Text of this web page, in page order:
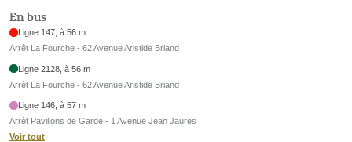
En bus
Ligne 147, à 56 m
Arrêt La Fourche - 62 Avenue Aristide Briand
Ligne 2128, à 56 m
Arrêt La Fourche - 62 Avenue Aristide Briand
Ligne 146, à 57 m
Arrêt Pavillons de Garde - 1 Avenue Jean Jaurès
Voir tout